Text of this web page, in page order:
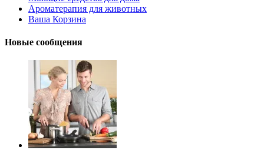
Ароматерапия для животных
Ваша Корзина
Новые сообщения